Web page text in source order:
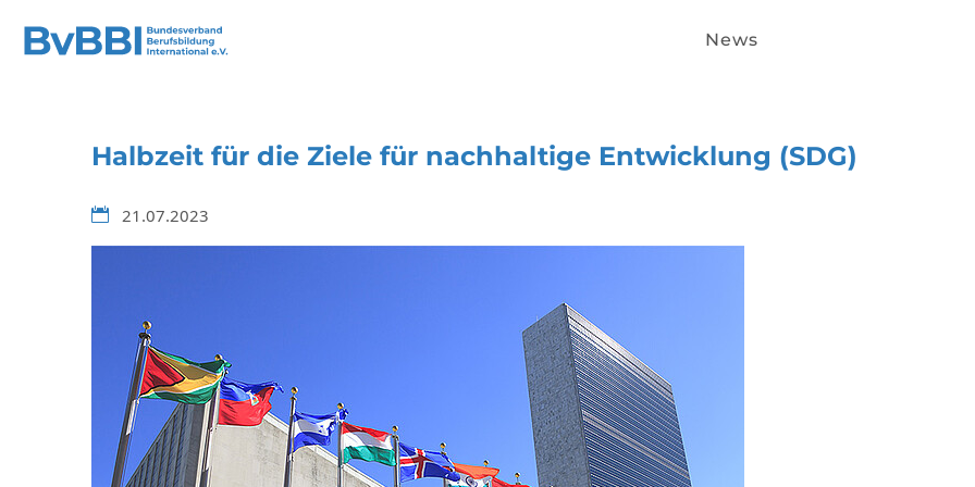
News
Halbzeit für die Ziele für nachhaltige Entwicklung (SDG)
21.07.2023